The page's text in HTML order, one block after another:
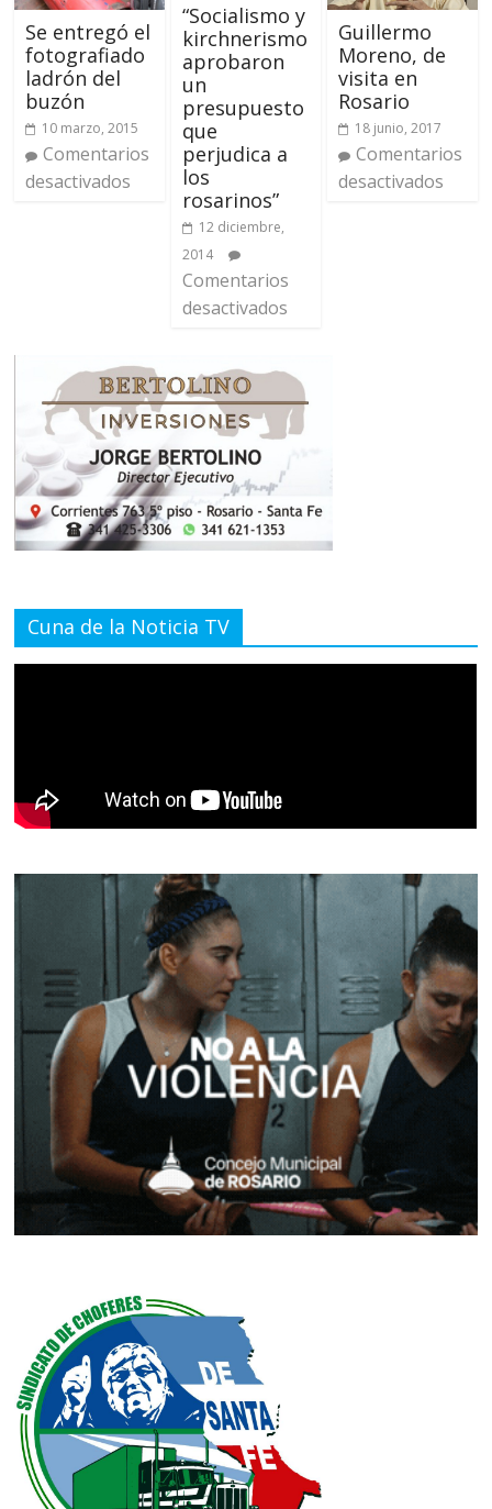
Se entregó el
fotografiado
ladrón del
buzón
10 marzo, 2015
Comentarios
desactivados
“Socialismo y
kirchnerismo
aprobaron
un
presupuesto
que
perjudica a
los
rosarinos”
12 diciembre,
2014
Comentarios
desactivados
Guillermo
Moreno, de
visita en
Rosario
18 junio, 2017
Comentarios
desactivados
Cuna de la Noticia TV